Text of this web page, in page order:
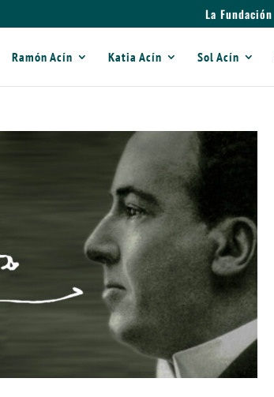
La Fundación
Ramón Acín Katia Acín Sol Acín